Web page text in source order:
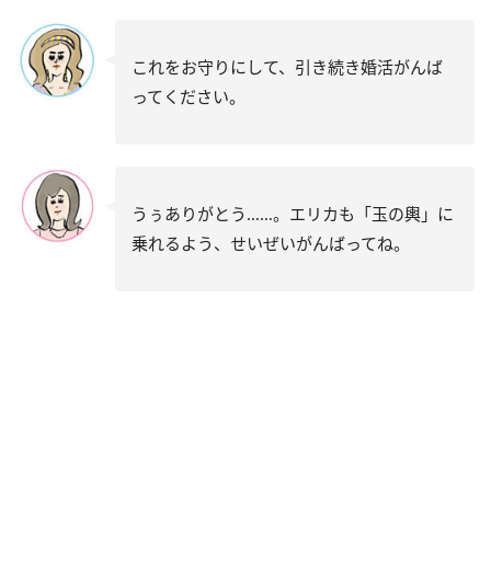
これをお守りにして、引き続き婚活がんば
ってください。
うぅありがとう……。エリカも「玉の輿」に
乗れるよう、せいぜいがんばってね。